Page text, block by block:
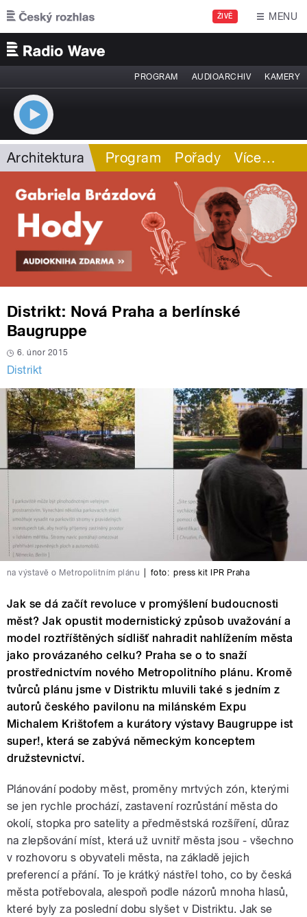
Přejít k hlavnímu obsahu
ŽIVĚ MENU
PROGRAM AUDIOARCHIV KAMERY
Architektura Program Pořady Více…
Distrikt: Nová Praha a berlínské
Baugruppe
6. únor 2015
Distrikt
na výstavě o Metropolitním plánu foto: press kit IPR Praha
Jak se dá začít revoluce v promýšlení budoucnosti
měst? Jak opustit modernistický způsob uvažování a
model roztříštěných sídlišť nahradit nahlížením města
jako provázaného celku? Praha se o to snaží
prostřednictvím nového Metropolitního plánu. Kromě
tvůrců plánu jsme v Distriktu mluvili také s jedním z
autorů českého pavilonu na milánském Expu
Michalem Krištofem a kurátory výstavy Baugruppe ist
super!, která se zabývá německým konceptem
družstevnictví.
Plánování podoby měst, proměny mrtvých zón, kterými
se jen rychle prochází, zastavení rozrůstání města do
okolí, stopka pro satelity a předměstská rozšíření, důraz
na zlepšování míst, která už uvnitř města jsou - všechno
v rozhovoru s obyvateli města, na základě jejich
preferencí a přání. To je krátký nástřel toho, co by česká
města potřebovala, alespoň podle názorů mnoha hlasů,
které byly za poslední dobu slyšet v Distriktu. Jak se